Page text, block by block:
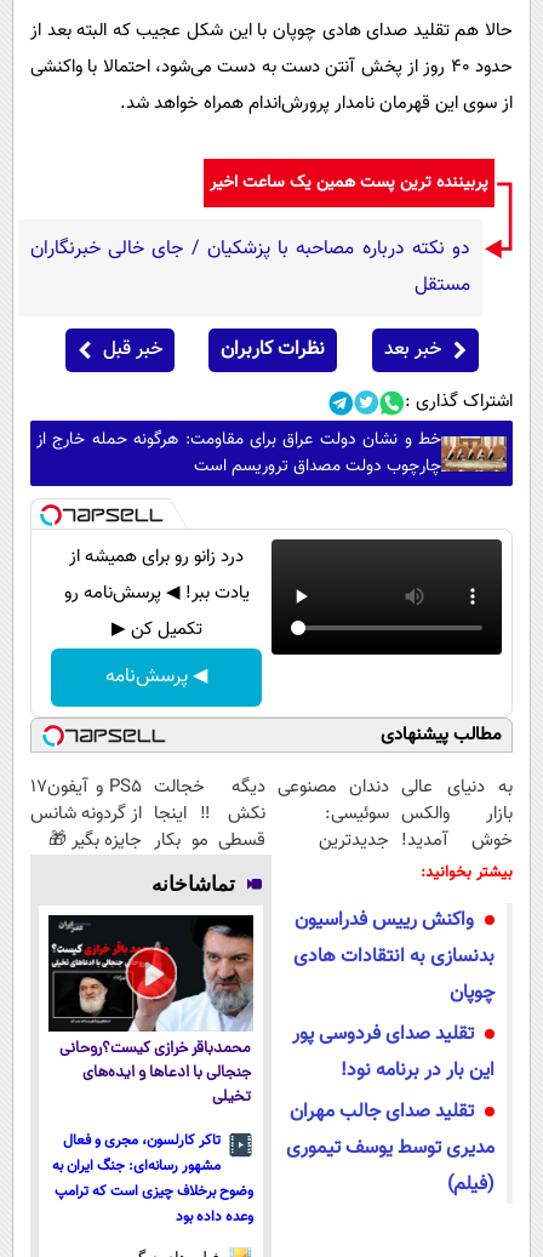
حالا هم تقلید صدای هادی چوپان با این شکل عجیب که البته بعد از
حدود 40 روز از پخش آنتن دست به دست می‌شود، احتمالا با واکنشی
از سوی این قهرمان نامدار پرورش‌اندام همراه خواهد شد.
پربیننده ترین پست همین یک ساعت اخیر
دو نکته درباره مصاحبه با پزشکیان / جای خالی خبرنگاران
مستقل
خبر بعد نظرات کاربران خبر قبل
اشتراک گذاری :
خط و نشان دولت عراق برای مقاومت: هرگونه حمله خارج از
چارچوب دولت مصداق تروریسم است
درد زانو رو برای همیشه از
یادت ببر! ◀ پرسش‌نامه رو
تکمیل کن ▶
◀ پرسش‌نامه
مطالب پیشنهادی
به دنیای عالی
بازار والکس
خوش آمدید!
ترید را آغاز
دندان مصنوعی
سوئیسی:
جدیدترین
پرداخت قسطی
دیگه خجالت
نکش‼️ اینجا
قسطی مو بکار
(تضمینی)
PS5 و آیفون17
از گردونه شانس
جایزه بگیر 🎁
بیشتر بخوانید:
واکنش رییس فدراسیون
بدنسازی به انتقادات هادی
چوپان
تقلید صدای فردوسی پور
این بار در برنامه نود!
تقلید صدای جالب مهران
مدیری توسط یوسف تیموری
(فیلم)
تماشاخانه
محمدباقر خرازی کیست؟روحانی
جنجالی با ادعاها و ایده‌های
تخیلی
تاکر کارلسون، مجری و فعال
مشهور رسانه‌ای: جنگ ایران به
وضوح برخلاف چیزی است که ترامپ
وعده داده بود